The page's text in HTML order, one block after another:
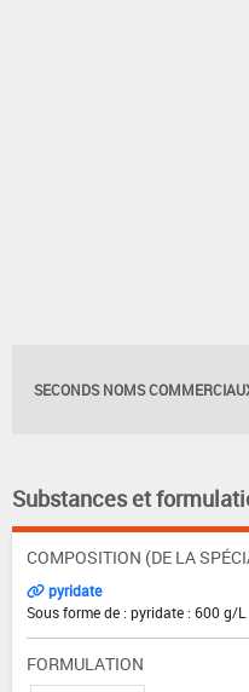
SECONDS NOMS
Substances et
COMPOSITION (DE LA
pyridate
Sous forme de : pyridate : 600 g/L
FORMULATION